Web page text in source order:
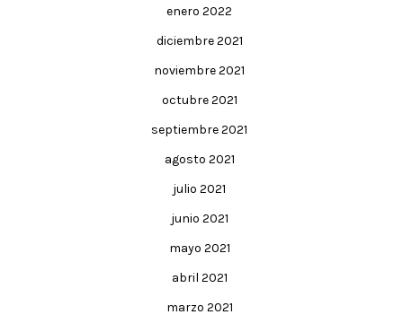
enero 2022
diciembre 2021
noviembre 2021
octubre 2021
septiembre 2021
agosto 2021
julio 2021
junio 2021
mayo 2021
abril 2021
marzo 2021